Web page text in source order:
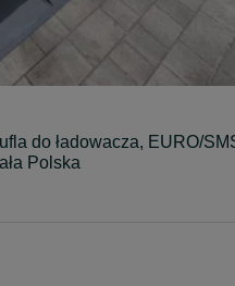
do ładowacza, EURO/
Polska